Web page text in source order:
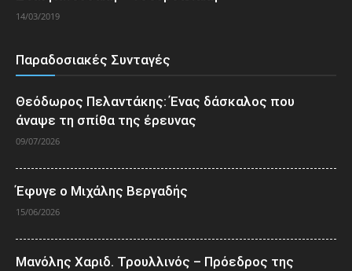
14/03/2019
Παραδοσιακές Συνταγές
Θεόδωρος Πελαντάκης: Ένας δάσκαλος που
άναψε τη σπίθα της έρευνας
09/07/2026
Έφυγε ο Μιχάλης Βεργαδής
15/06/2026
Μανόλης Χαριδ. Τρουλλινός – Πρόεδρος της